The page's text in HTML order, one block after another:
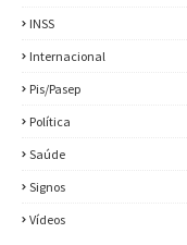
INSS
Internacional
Pis/Pasep
Política
Saúde
Signos
Vídeos